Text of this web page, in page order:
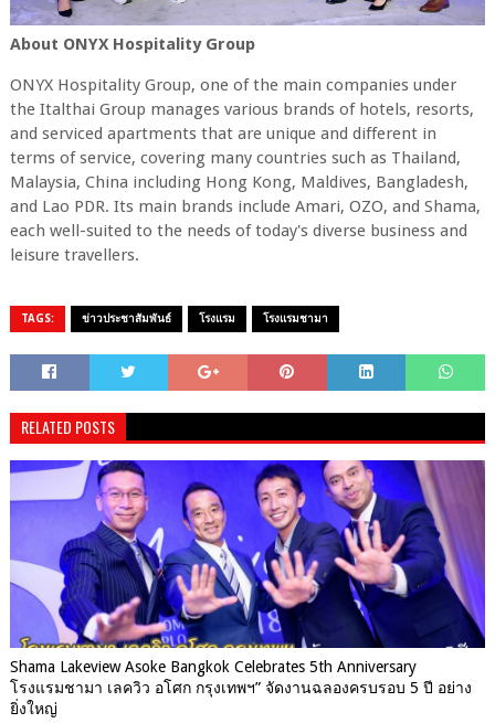
About ONYX Hospitality Group
ONYX Hospitality Group, one of the main companies under
the Italthai Group manages various brands of hotels, resorts,
and serviced apartments that are unique and different in
terms of service, covering many countries such as Thailand,
Malaysia, China including Hong Kong, Maldives, Bangladesh,
and Lao PDR. Its main brands include Amari, OZO, and Shama,
each well-suited to the needs of today's diverse business and
leisure travellers.
TAGS: ข่าวประชาสัมพันธ์ โรงแรม โรงแรมชามา
RELATED POSTS
Shama Lakeview Asoke Bangkok Celebrates 5th Anniversary
โรงแรมชามา เลควิว อโศก กรุงเทพฯ” จัดงานฉลองครบรอบ 5 ปี อย่าง
ยิ่งใหญ่